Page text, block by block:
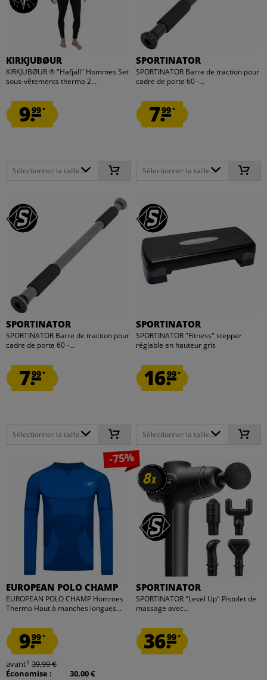
KIRKJUBØUR
KIRKJUBØUR ® "Hafjall" Hommes Set
sous-vêtements thermo 2...
9.99*
Sélectionner la taille...
SPORTINATOR
SPORTINATOR Barre de traction pour
cadre de porte 60 -...
7.99*
Sélectionner la taille...
SPORTINATOR
SPORTINATOR Barre de traction pour
cadre de porte 60 -...
7.99*
Sélectionner la taille...
SPORTINATOR
SPORTINATOR "Fitness" stepper
réglable en hauteur gris
16.99*
Sélectionner la taille...
-75%
EUROPEAN POLO CHAMP
EUROPEAN POLO CHAMP Hommes
Thermo Haut à manches longues...
9.99*
avant1 39,99 €
Économise :
30,00 €
8x
8x
SPORTINATOR
SPORTINATOR "Level Up" Pistolet de
massage avec...
36.99*